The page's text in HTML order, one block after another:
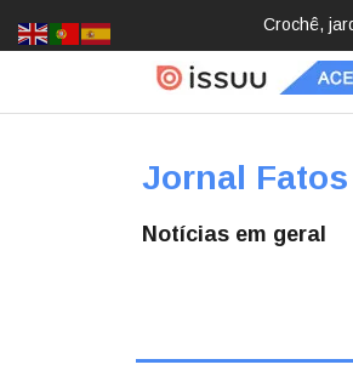
hobbies para desacelerar
Jornal
Notícias em geral